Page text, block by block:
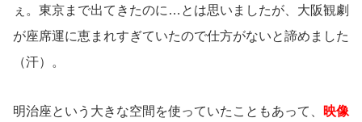
ぇ。東京まで出てきたのに…とは思いましたが、大阪観劇
が座席運に恵まれすぎていたので仕方がないと諦めました
（汗）。
明治座という大きな空間を使っていたこともあって、
映像